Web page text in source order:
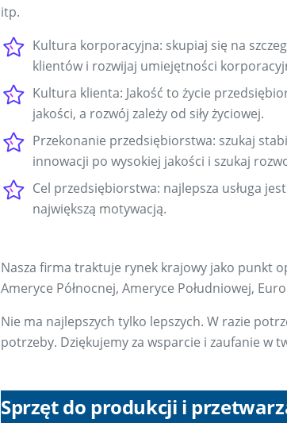
itp.
Kultura korporacyjna: skupiaj się na
klientów i rozwijaj umiejętności
Kultura klienta: Jakość to życie
jakości, a rozwój zależy od siły życiowej.
Przekonanie przedsiębiorstwa: szukaj
innowacji po wysokiej jakości i szukaj
Cel przedsiębiorstwa: najlepsza usługa
największą motywacją.
Nasza firma traktuje rynek krajowy jako punkt
Ameryce Północnej, Ameryce Południowej,
Nie ma najlepszych tylko lepszych. W razie
potrzeby. Dziękujemy za wsparcie i zaufanie w
Sprzęt do produkcji i